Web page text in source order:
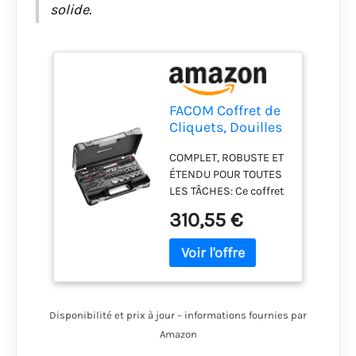
solide.
FACOM Coffret de
Cliquets, Douilles
et 1/2”, 58 Pièces,
Cliquets
Étanches, MBOX,
RS.161-2
COMPLET, ROBUSTE ET
ÉTENDU POUR TOUTES
LES TÂCHES: Ce coffret
des cliquets haute
performance étanches,
une large sélection de
MBOX compacte et
310,55 €
Disponibilité et prix à jour – informations fournies par
Amazon